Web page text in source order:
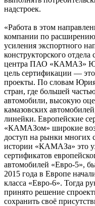
надстроек.
«Работа в этом
компании по
усиления экспортного
конструкторского
центра ПАО «КАМАЗ»
цель сертификации —
проекты. По словам
стран, где большей
автомобили, высокую
камазовских
линейки. Европейские
«КАМАЗом» широкие
доступ на рынки многих
истории «КАМАЗа» это
сертификатов
автомобилей «Евро-5»,
2015 года в Европе
класса «Евро-6». Тогда
принято решение
сохранить своё